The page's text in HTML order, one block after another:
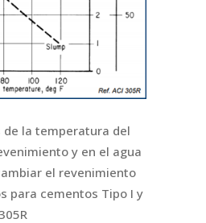
de la temperatura del
y en el agua
el revenimiento
para cementos Tipo I y